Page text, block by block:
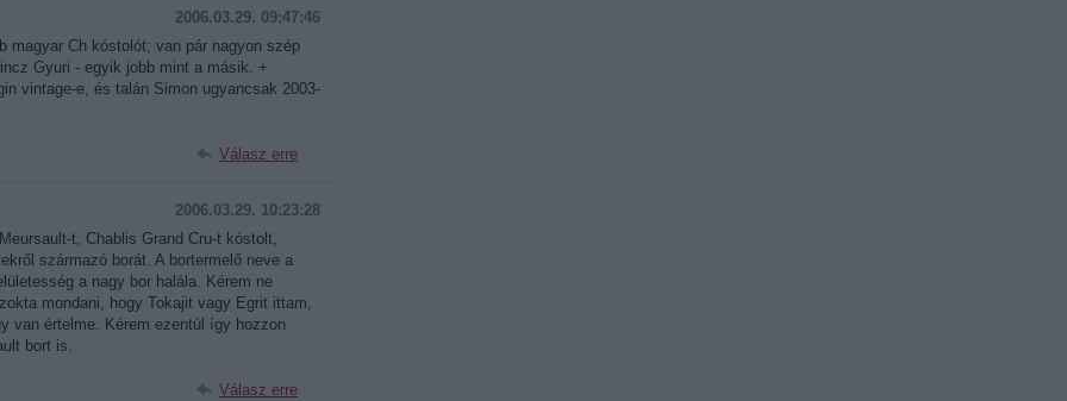
2006.03.29. 09:47:46
magyar Ch kóstolót; van pár nagyon szép
Gyuri - egyik jobb mint a másik. +
vintage-e, és talán Simon ugyancsak 2003-
Válasz erre
2006.03.29. 10:23:28
t, Chablis Grand Cru-t kóstolt,
származó borát. A bortermelő neve a
a nagy bor halála. Kérem ne
mondani, hogy Tokajit vagy Egrit ittam,
van értelme. Kérem ezentúl így hozzon
bort is.
Válasz erre